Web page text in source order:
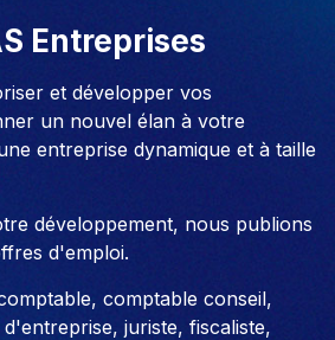
Entreprises
et développer vos
un nouvel élan à votre
entreprise dynamique et à taille
développement, nous publions
d'emploi.
comptable conseil,
juriste, fiscaliste,